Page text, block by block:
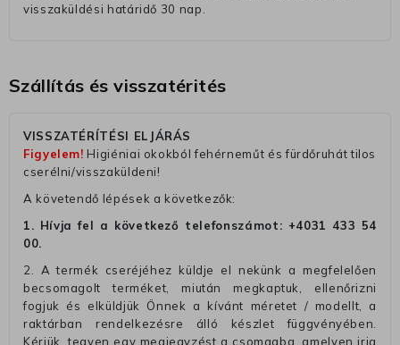
visszaküldési határidő 30 nap.
Szállítás és visszatérités
VISSZATÉRÍTÉSI ELJÁRÁS
Figyelem! Higiéniai okokból fehérneműt és fürdőruhát tilos
cserélni/visszaküldeni!
A követendő lépések a következők:
1. Hívja fel a következő telefonszámot: +4031 433 54
00.
2. A termék cseréjéhez küldje el nekünk a megfelelően
becsomagolt terméket, miután megkaptuk, ellenőrizni
fogjuk és elküldjük Önnek a kívánt méretet / modellt, a
raktárban rendelkezésre álló készlet függvényében.
Kérjük, tegyen egy megjegyzést a csomagba, amelyen irja